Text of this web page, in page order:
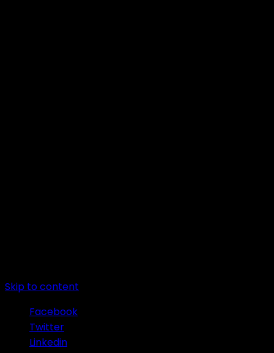
Skip to content
Facebook
Twitter
Linkedin